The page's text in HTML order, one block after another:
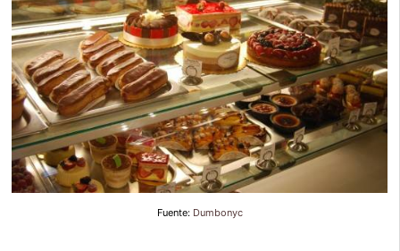
Fuente: Dumbonyc